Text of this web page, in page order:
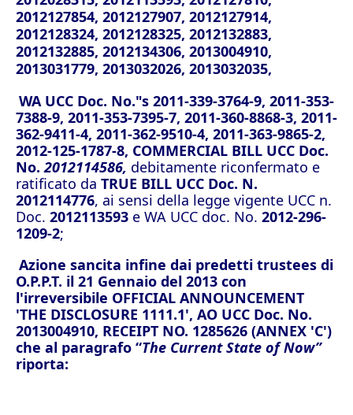
2012127854, 2012127907, 2012127914,
2012128324, 2012128325, 2012132883,
2012132885, 2012134306, 2013004910,
2013031779, 2013032026, 2013032035,
WA UCC Doc. No."s 2011-339-3764-9, 2011-353-
7388-9, 2011-353-7395-7, 2011-360-8868-3, 2011-
362-9411-4, 2011-362-9510-4, 2011-363-9865-2,
2012-125-1787-8, COMMERCIAL BILL UCC Doc.
No.2012114586, debitamente riconfermato e
ratificato da TRUE BILL UCC Doc. N.
2012114776, ai sensi della legge vigente UCC n.
Doc. 2012113593 e WA UCC doc. No. 2012-296-
1209-2;
Azione sancita infine dai predetti trustees di
O.P.P.T. il 21 Gennaio del 2013 con
l'irreversibile OFFICIAL ANNOUNCEMENT
'THE DISCLOSURE 1111.1', AO UCC Doc. No.
2013004910, RECEIPT NO. 1285626 (ANNEX 'C')
che al paragrafo “The Current State of Now”
riporta: